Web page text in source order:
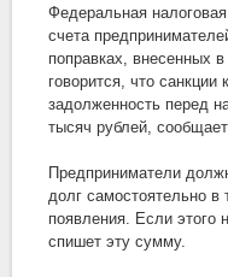
Федеральная
счета
поправках, внесенных
говорится, что
задолженность перед
тысяч рублей, сообщает
Предприниматели
долг самостоятельно в
появления. Если этого
спишет эту сумму.